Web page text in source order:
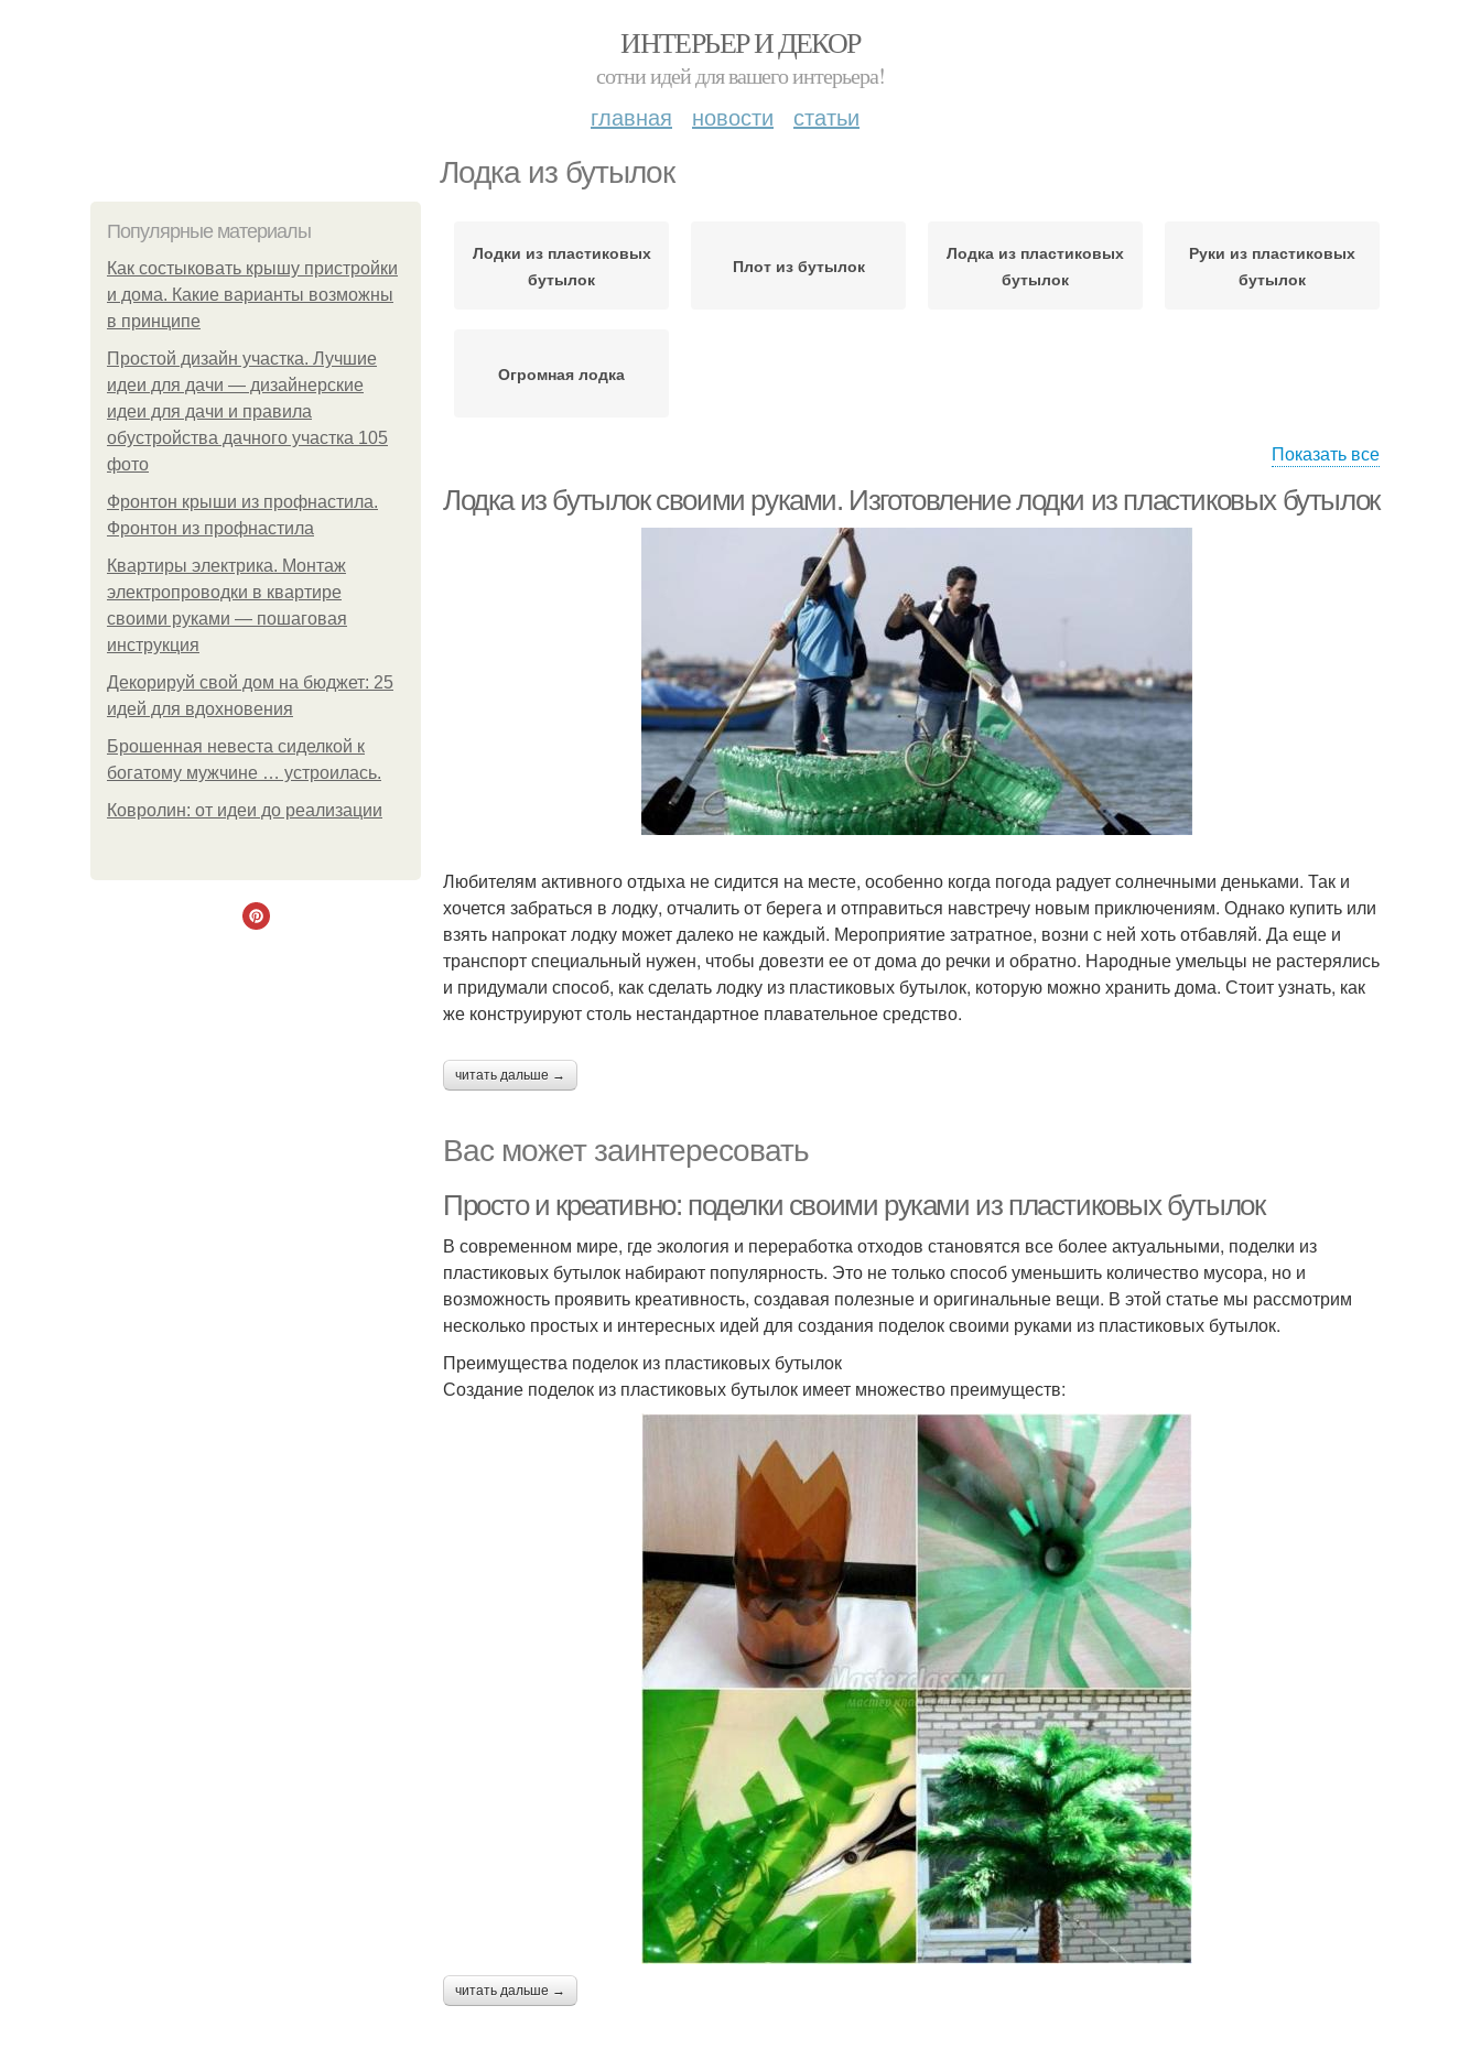
ИНТЕРЬЕР И ДЕКОР
сотни идей для вашего интерьера!
главная новости статьи
Лодка из бутылок
Популярные материалы
Как состыковать крышу пристройки
и дома. Какие варианты возможны
в принципе
Простой дизайн участка. Лучшие
идеи для дачи — дизайнерские
идеи для дачи и правила
обустройства дачного участка 105
фото
Фронтон крыши из профнастила.
Фронтон из профнастила
Квартиры электрика. Монтаж
электропроводки в квартире
своими руками — пошаговая
инструкция
Декорируй свой дом на бюджет: 25
идей для вдохновения
Брошенная невеста сиделкой к
богатому мужчине … устроилась.
Ковролин: от идеи до реализации
Лодки из пластиковых
бутылок
Плот из бутылок
Лодка из пластиковых
бутылок
Руки из пластиковых
бутылок
Огромная лодка
Показать все
Лодка из бутылок своими руками. Изготовление лодки из пластиковых бутылок
Любителям активного отдыха не сидится на месте, особенно когда погода радует солнечными деньками. Так и
хочется забраться в лодку, отчалить от берега и отправиться навстречу новым приключениям. Однако купить или
взять напрокат лодку может далеко не каждый. Мероприятие затратное, возни с ней хоть отбавляй. Да еще и
транспорт специальный нужен, чтобы довезти ее от дома до речки и обратно. Народные умельцы не растерялись
и придумали способ, как сделать лодку из пластиковых бутылок, которую можно хранить дома. Стоит узнать, как
же конструируют столь нестандартное плавательное средство.
читать дальше →
Вас может заинтересовать
Просто и креативно: поделки своими руками из пластиковых бутылок
В современном мире, где экология и переработка отходов становятся все более актуальными, поделки из
пластиковых бутылок набирают популярность. Это не только способ уменьшить количество мусора, но и
возможность проявить креативность, создавая полезные и оригинальные вещи. В этой статье мы рассмотрим
несколько простых и интересных идей для создания поделок своими руками из пластиковых бутылок.
Преимущества поделок из пластиковых бутылок
Создание поделок из пластиковых бутылок имеет множество преимуществ:
читать дальше →